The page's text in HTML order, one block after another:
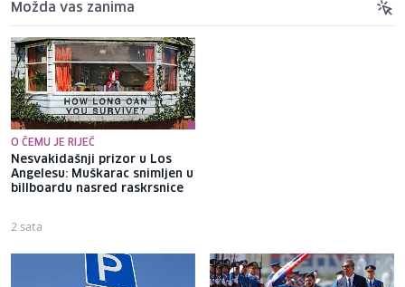
Možda vas zanima
O ČEMU JE RIJEČ
Nesvakidašnji prizor u Los
Angelesu: Muškarac snimljen u
billboardu nasred raskrsnice
2 sata